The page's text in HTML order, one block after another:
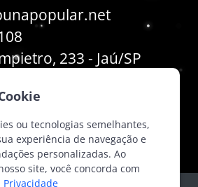
233 - Jaú/SP
ou tecnologias semelhantes,
experiência de navegação e
personalizadas. Ao
site, você concorda com
Privacidade